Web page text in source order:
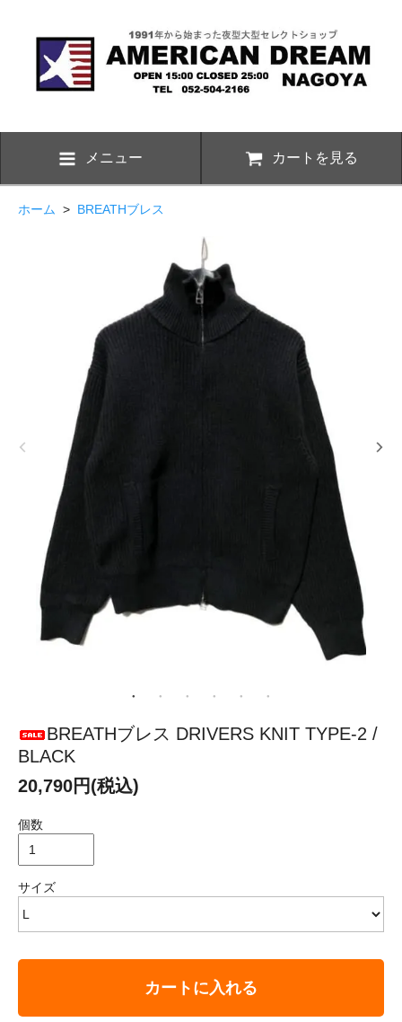
メニュー カートを見る
ホーム > BREATHブレス
BREATHブレス DRIVERS KNIT TYPE-2 /
BLACK
20,790円(税込)
個数
サイズ
カートに入れる